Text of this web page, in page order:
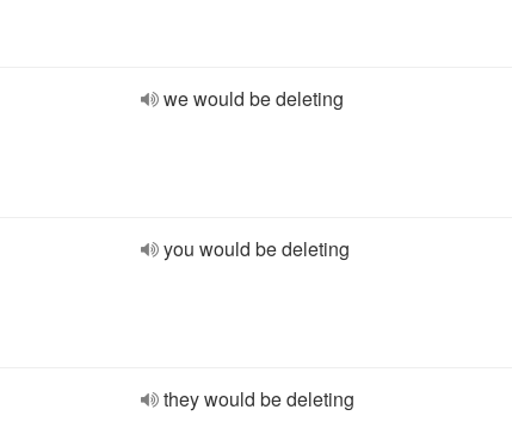
we would be deleting
you would be deleting
they would be deleting